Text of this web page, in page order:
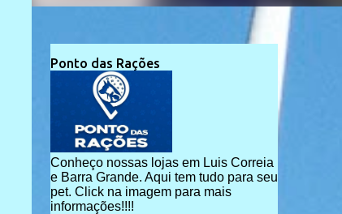
Ponto das Rações
Conheço nossas lojas em Luis Correia
e Barra Grande. Aqui tem tudo para seu
pet. Click na imagem para mais
informações!!!!